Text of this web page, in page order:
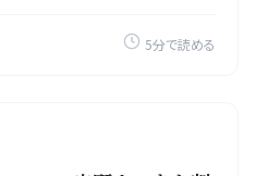
5分で読める